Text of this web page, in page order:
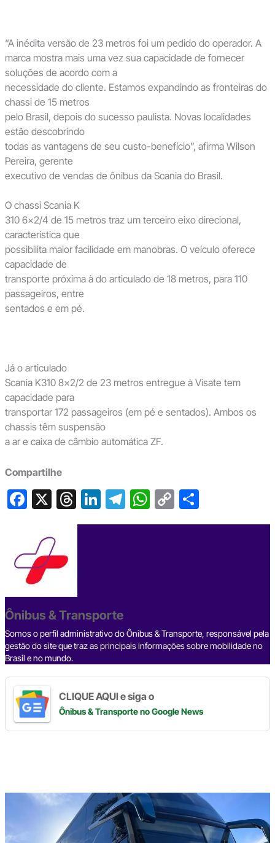
“A inédita versão de 23 metros foi um pedido do operador. A
marca mostra mais uma vez sua capacidade de fornecer
soluções de acordo com a
necessidade do cliente. Estamos expandindo as fronteiras do
chassi de 15 metros
pelo Brasil, depois do sucesso paulista. Novas localidades
estão descobrindo
todas as vantagens de seu custo-benefício”, afirma Wilson
Pereira, gerente
executivo de vendas de ônibus da Scania do Brasil.
O chassi Scania K
310 6×2/4 de 15 metros traz um terceiro eixo direcional,
característica que
possibilita maior facilidade em manobras. O veículo oferece
capacidade de
transporte próxima à do articulado de 18 metros, para 110
passageiros, entre
sentados e em pé.
Já o articulado
Scania K310 8×2/2 de 23 metros entregue à Visate tem
capacidade para
transportar 172 passageiros (em pé e sentados). Ambos os
chassis têm suspensão
a ar e caixa de câmbio automática ZF.
Compartilhe
F
e
b
o
o
k
X T
hr
s
Li
n
T
el
W
h
C
o
S
h
Ônibus & Transporte
Somos o perfil administrativo do Ônibus & Transporte, responsável pela
gestão do site que traz as principais informações sobre mobilidade no
Brasil e no mundo.
CLIQUE AQUI e siga o
Ônibus & Transporteno Google News
seu